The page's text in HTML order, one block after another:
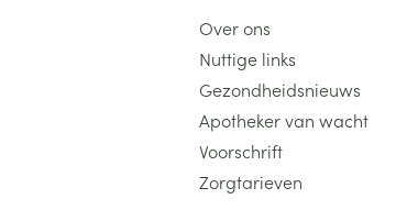
Over ons
Nuttige links
Gezondheidsnieuws
Apotheker van wacht
Voorschrift
Zorgtarieven